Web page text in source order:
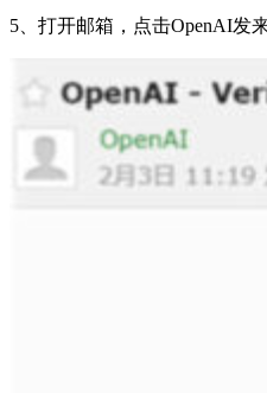
5、打开邮箱，点击OpenAI发